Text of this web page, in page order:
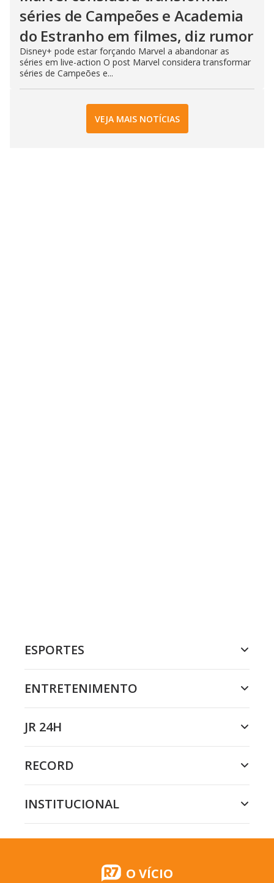
séries de Campeões e Academia
do Estranho em filmes, diz rumor
Disney+ pode estar forçando Marvel a abandonar as
séries em live-action O post Marvel considera transformar
séries de Campeões e...
VEJA MAIS NOTÍCIAS
ESPORTES
ENTRETENIMENTO
JR 24H
RECORD
INSTITUCIONAL
O VÍCIO